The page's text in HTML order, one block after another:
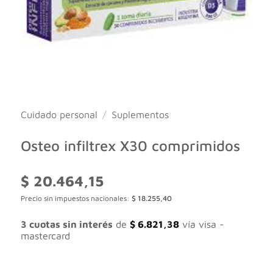
Cuidado personal / Suplementos
Osteo infiltrex X30 comprimidos
$ 20.464,15
Precio sin impuestos nacionales: $ 18.255,40
3 cuotas sin interés de $6.821,38vía visa -
mastercard